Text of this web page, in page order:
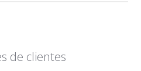
de clientes